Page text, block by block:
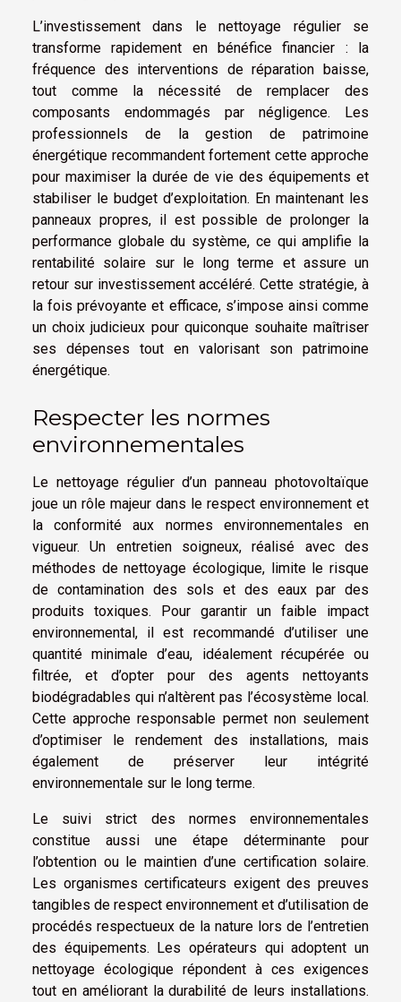
L’investissement dans le nettoyage régulier se
transforme rapidement en bénéfice financier : la
fréquence des interventions de réparation baisse,
tout comme la nécessité de remplacer des
composants endommagés par négligence. Les
professionnels de la gestion de patrimoine
énergétique recommandent fortement cette approche
pour maximiser la durée de vie des équipements et
stabiliser le budget d’exploitation. En maintenant les
panneaux propres, il est possible de prolonger la
performance globale du système, ce qui amplifie la
rentabilité solaire sur le long terme et assure un
retour sur investissement accéléré. Cette stratégie, à
la fois prévoyante et efficace, s’impose ainsi comme
un choix judicieux pour quiconque souhaite maîtriser
ses dépenses tout en valorisant son patrimoine
énergétique.
Respecter les normes
environnementales
Le nettoyage régulier d’un panneau photovoltaïque
joue un rôle majeur dans le respect environnement et
la conformité aux normes environnementales en
vigueur. Un entretien soigneux, réalisé avec des
méthodes de nettoyage écologique, limite le risque
de contamination des sols et des eaux par des
produits toxiques. Pour garantir un faible impact
environnemental, il est recommandé d’utiliser une
quantité minimale d’eau, idéalement récupérée ou
filtrée, et d’opter pour des agents nettoyants
biodégradables qui n’altèrent pas l’écosystème local.
Cette approche responsable permet non seulement
d’optimiser le rendement des installations, mais
également de préserver leur intégrité
environnementale sur le long terme.
Le suivi strict des normes environnementales
constitue aussi une étape déterminante pour
l’obtention ou le maintien d’une certification solaire.
Les organismes certificateurs exigent des preuves
tangibles de respect environnement et d’utilisation de
procédés respectueux de la nature lors de l’entretien
des équipements. Les opérateurs qui adoptent un
nettoyage écologique répondent à ces exigences
tout en améliorant la durabilité de leurs installations.